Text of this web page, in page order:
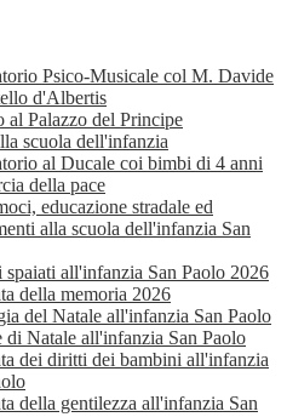
Psico-Musicale col M. Davide
d'Albertis
al Palazzo del Principe
scuola dell'infanzia
al Ducale coi bimbi di 4 anni
della pace
educazione stradale ed
alla scuola dell'infanzia San
spaiati all'infanzia San Paolo 2026
della memoria 2026
del Natale all'infanzia San Paolo
di Natale all'infanzia San Paolo
dei diritti dei bambini all'infanzia
della gentilezza all'infanzia San